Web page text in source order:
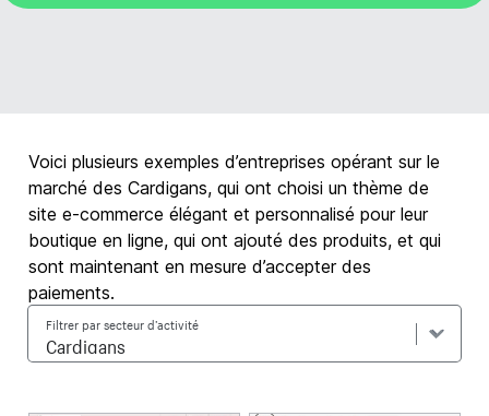
Voici plusieurs exemples d’entreprises opérant sur le
marché des Cardigans, qui ont choisi un thème de
site e-commerce élégant et personnalisé pour leur
boutique en ligne, qui ont ajouté des produits, et qui
sont maintenant en mesure d’accepter des
paiements.
Filtrer par secteur d’activité